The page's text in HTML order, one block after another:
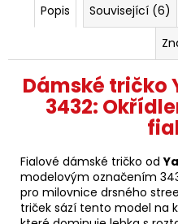
Popis Související (6)
Dámské tričko
3432:
Fialové dámské tričko od
modelovým označením
pro milovnice drsného
triček sází tento model na